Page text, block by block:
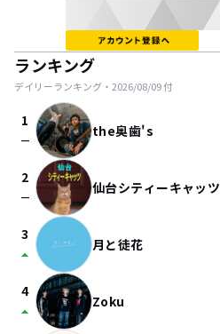
ランキング
デイリーランキング・ 2026/08/09付
1
check_indeterminate_small the奥歯's
2
check_indeterminate_small 仙台シティーキャッツ
3
arrow_drop_up 月と徒花
4
arrow_drop_up Zoku